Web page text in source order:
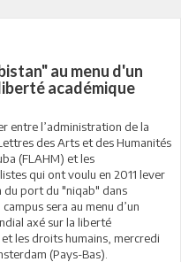
au menu d'un
académique
entre l’administration de la
des Arts et des Humanités
(FLAHM) et les
qui ont voulu en 2011 lever
du port du "niqab" dans
campus sera au menu d’un
axé sur la liberté
les droits humains, mercredi
(Pays-Bas).